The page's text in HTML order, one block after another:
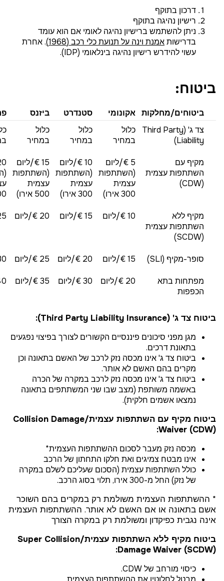
דרכון בתוקף
רישיון נהיגה בתוקף
ניתן להשתמש ברישיון נהיגה לאומי אם הוא עומד
בדרישותאמנת וינה על תנועת כלי רכב (1968)
. אחרת
עשוי להידרש רישיון נהיגה בינלאומי (IDP).
ביטוח:
ביטוחים/מחלקות אקונומי סטנדרט ביזנס
צד ג' (Third Party
Liability)
כלול
במחיר
כלול
במחיר
כלול
במחיר
מקיף עם
השתתפות עצמית
(CDW)
5 €/ליום
(השתתפות
עצמית
300 אירו)
10 €/ליום
(השתתפות
עצמית
300 אירו)
15 €/ליום
(השתתפות
עצמית
500 אירו)
מקיף ללא
השתתפות עצמית
(SCDW)
10 €/ליום 15 €/ליום 20 €/ליום 25
סופר-מקיף (SLI) 15 €/ליום 20 €/ליום 25 €/ליום 30
מפתחות בתא
הכפפות
20 €/ליום 30 €/ליום 35 €/ליום 40
ביטוח צד ג' (Third Party Liability Insurance):
מגן מפני סיכונים פיננסיים הקשורים לצורך בפיצוי נפגעים
בתאונת דרכים.
ביטוח צד ג' אינו מכסה נזק לרכב של האשם בתאונה וכן
מקרים בהם האשם לא אותר.
ביטוח צד ג' אינו מכסה נזק לרכב במקרה של הכרה
באשמה משותפת (מצב שבו שני המשתתפים בתאונה
נמצאו אשמים חלקית).
ביטוח מקיף עם השתתפות עצמית/Collision Damage
Waiver (CDW):
מכסה נזק מעבר לסכום ההשתתפות העצמית*
אינו מבטח צמיגים ואת חלקו התחתון של הרכב
כולל השתתפות עצמית (הסכום שעליכם לשלם במקרה
של נזק) החל מ-300 אירו, תלוי בסוג הרכב.
* ההשתתפות העצמית משולמת רק במקרים בהם השוכר
אשם בתאונה או אם האשם לא אותר. ההשתתפות העצמית
אינה נגבית כפיקדון ומשולמת רק במקרה הצורך
ביטוח מקיף ללא השתתפות עצמית/Super Collision
Damage Waiver (SCDW):
כיסוי מורחב של CDW.